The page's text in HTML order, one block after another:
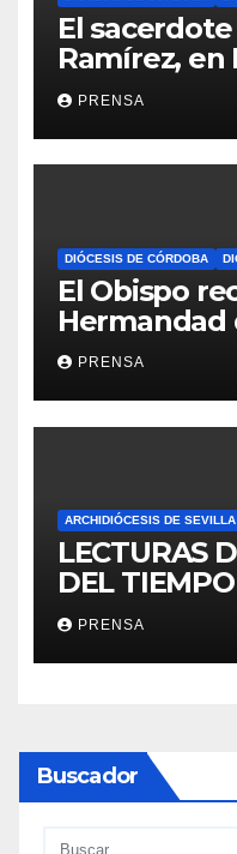
El
Ramírez, en
Iglesia
PRENSA
DIÓCESIS DE CÓRDOBA
El Obispo
Hermandad
PRENSA
ARCHIDIÓCESIS DE SEVILLA
LECTURAS
DEL
PRENSA
Buscador